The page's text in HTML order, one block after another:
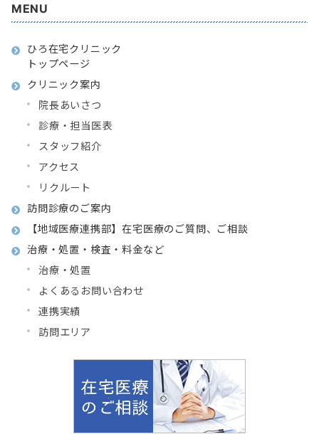
MENU
ひろ在宅クリニック
トップページ
クリニック案内
院長あいさつ
診療・担当医表
スタッフ紹介
アクセス
リクルート
訪問診療のご案内
【地域医療連携部】在宅医療のご質問、ご相談
治療・処置・検査・料金など
治療・処置
よくあるお問い合わせ
連携実績
訪問エリア